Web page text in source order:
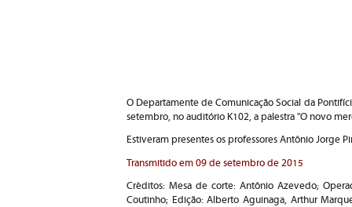
O Departamente de Comunicação Social da
setembro, no auditório K102, a palestra "O novo
Estiveram presentes os professores Antônio Jorge
Transmitido em 09 de setembro de 2015
Créditos: Mesa de corte: Antônio Azevedo;
Coutinho; Edição: Alberto Aguinaga, Arthur